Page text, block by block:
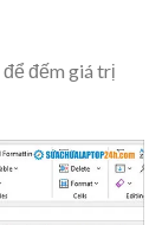
để đếm giá trị